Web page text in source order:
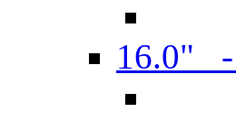
16.0"